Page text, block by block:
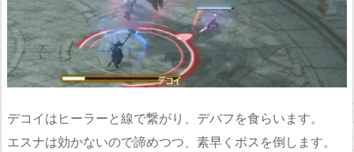
デコイはヒーラーと線で繋がり、デバフを食らいます。
エスナは効かないので諦めつつ、素早くボスを倒します。